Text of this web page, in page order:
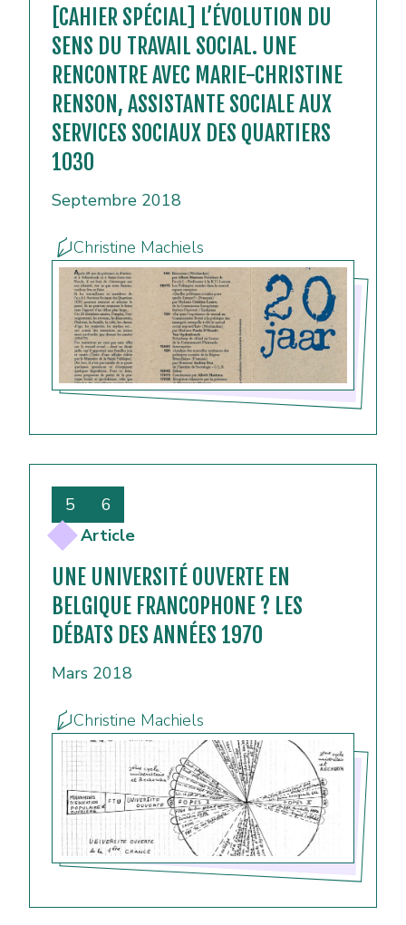
[CAHIER SPÉCIAL] L’ÉVOLUTION DU
SENS DU TRAVAIL SOCIAL. UNE
RENCONTRE AVEC MARIE-CHRISTINE
RENSON, ASSISTANTE SOCIALE AUX
SERVICES SOCIAUX DES QUARTIERS
1030
Septembre 2018
Christine Machiels
Article
UNE UNIVERSITÉ OUVERTE EN
BELGIQUE FRANCOPHONE ? LES
DÉBATS DES ANNÉES 1970
Mars 2018
Christine Machiels
5 6